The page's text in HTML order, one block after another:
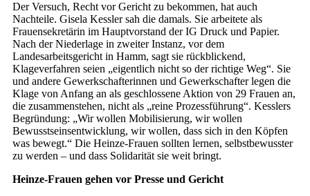
Der Versuch, Recht vor Gericht zu bekommen, hat auch
Nachteile. Gisela Kessler sah die damals. Sie arbeitete als
Frauensekretärin im Hauptvorstand der IG Druck und Papier.
Nach der Niederlage in zweiter Instanz, vor dem
Landesarbeitsgericht in Hamm, sagt sie rückblickend,
Klageverfahren seien „eigentlich nicht so der richtige Weg“. Sie
und andere Gewerkschafterinnen und Gewerkschafter legen die
Klage von Anfang an als geschlossene Aktion von 29 Frauen an,
die zusammenstehen, nicht als „reine Prozessführung“. Kesslers
Begründung: „Wir wollen Mobilisierung, wir wollen
Bewusstseinsentwicklung, wir wollen, dass sich in den Köpfen
was bewegt.“ Die Heinze-Frauen sollten lernen, selbstbewusster
zu werden – und dass Solidarität sie weit bringt.
Heinze-Frauen gehen vor Presse und Gericht